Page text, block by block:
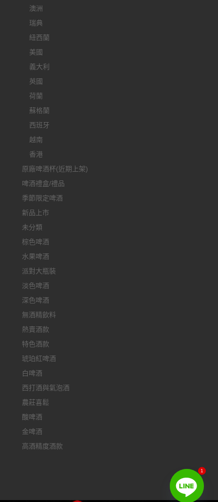
澳洲
瑞典
紐西蘭
美國
義大利
英國
荷蘭
蘇格蘭
西班牙
越南
香港
原廠啤酒杯(近期上架)
啤酒禮盒/禮品
季節限定啤酒
新品上市
未分類
棕色啤酒
水果啤酒
派對大瓶裝
淡色啤酒
深色啤酒
無酒精飲料
熱賣酒款
特色酒款
琥珀紅啤酒
白啤酒
西打酒與氣泡酒
農莊喜鬆
酸啤酒
金啤酒
高酒精度酒款
1